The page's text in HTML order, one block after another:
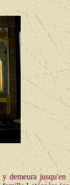
jusqu'en